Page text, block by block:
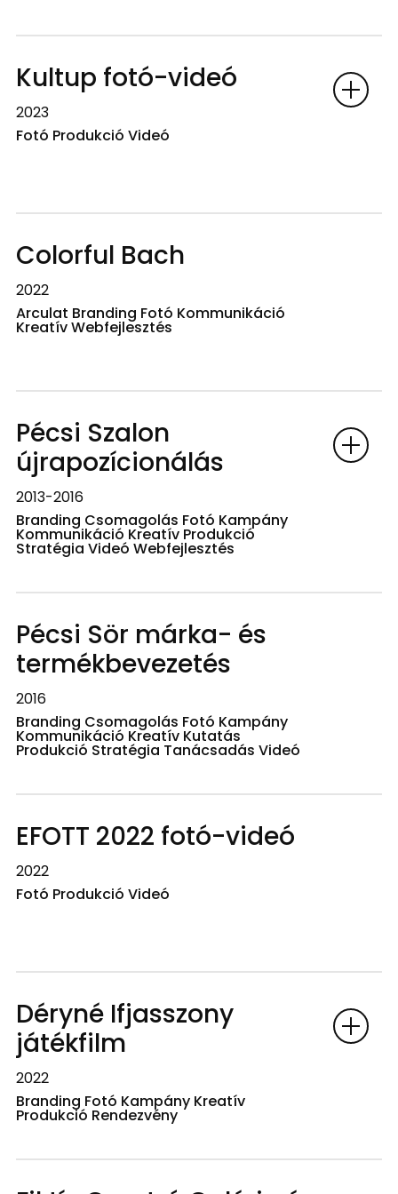
Kultup fotó-videó
2023
Fotó Produkció Videó
Colorful Bach
2022
Arculat Branding Fotó Kommunikáció
Kreatív Webfejlesztés
Pécsi Szalon
újrapozícionálás
2013-2016
Branding Csomagolás Fotó Kampány
Kommunikáció Kreatív Produkció
Stratégia Videó Webfejlesztés
Pécsi Sör márka- és
termékbevezetés
2016
Branding Csomagolás Fotó Kampány
Kommunikáció Kreatív Kutatás
Produkció Stratégia Tanácsadás Videó
EFOTT 2022 fotó-videó
2022
Fotó Produkció Videó
Déryné Ifjasszony
játékfilm
2022
Branding Fotó Kampány Kreatív
Produkció Rendezvény